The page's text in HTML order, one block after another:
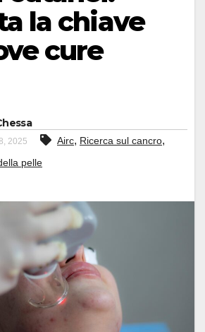
la chiave
cure
2025 Airc, Ricerca sul cancro,
pelle